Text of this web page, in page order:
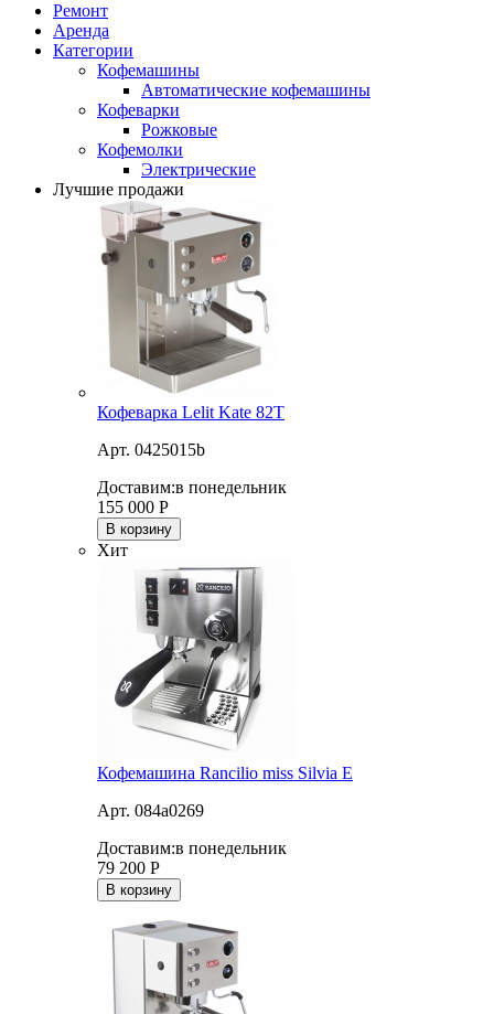
Ремонт
Аренда
Категории
Кофемашины
Автоматические кофемашины
Кофеварки
Рожковые
Кофемолки
Электрические
Лучшие продажи
Кофеварка Lelit Kate 82T
Арт. 0425015b
Доставим:в понедельник
155 000 Р
В корзину
Хит
Кофемашина Rancilio miss Silvia E
Арт. 084a0269
Доставим:в понедельник
79 200 Р
В корзину